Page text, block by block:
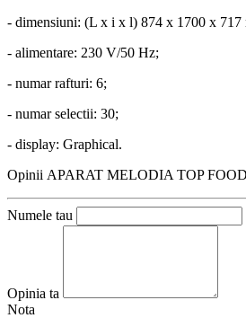
- dimensiuni: (L x i x l) 874 x 1700 x 717
- alimentare: 230 V/50 Hz;
- numar rafturi: 6;
- numar selectii: 30;
- display: Graphical.
Opinii APARAT MELODIA TOP
Numele tau
Opinia ta
Nota